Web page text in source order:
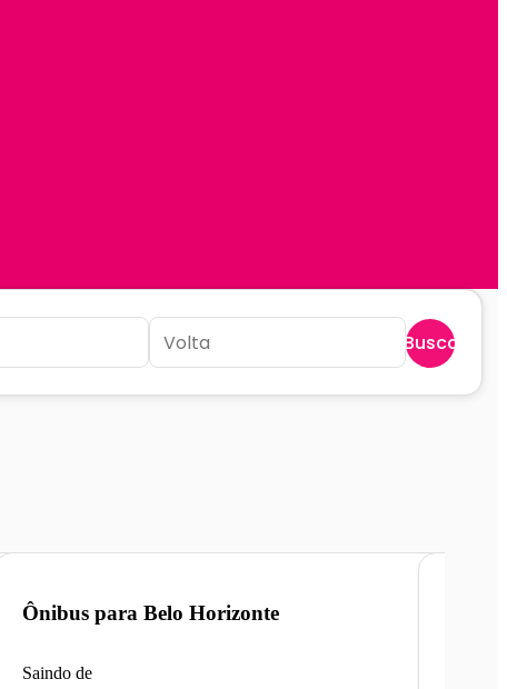
Buscar
Ônibus para Belo Horizonte
Saindo de